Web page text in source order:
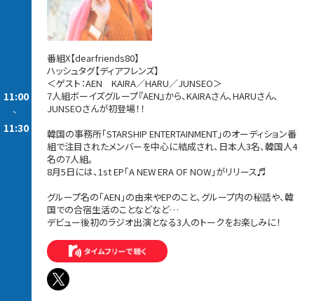
11:00
-
11:30
番組X【dearfriends80】
ハッシュタグ【ディアフレンズ】
＜ゲスト：AEN KAIRA／HARU／JUNSEO＞
7人組ボーイズグループ『AEN』から、KAIRAさん、HARUさん、
JUNSEOさんが初登場！！
韓国の事務所「STARSHIP ENTERTAINMENT」のオーディション番
組で注目されたメンバーを中心に結成され、日本人3名、韓国人4
名の7人組。
8月5日には、1st EP「A NEW ERA OF NOW」がリリース♬
グループ名の「AEN」の由来やEPのこと、グループ内の秘話や、韓
国での合宿生活のことなどなど…
デビュー後初のラジオ出演となる3人のトークをお楽しみに！